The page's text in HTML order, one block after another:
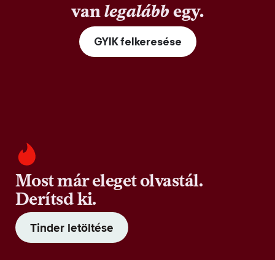
vanlegalábbegy.
GYIK felkeresése
Most már eleget olvastál.
Derítsd ki.
Tinder letöltése